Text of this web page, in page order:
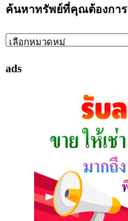
ค้นหาทรัพย์ที่คุณต้องการ
ค้นหา
ที่
ads